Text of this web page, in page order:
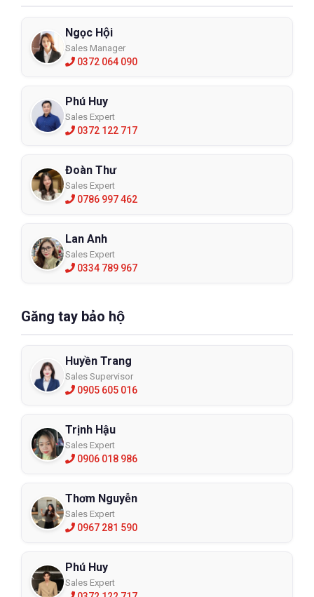
Ngọc Hội
Sales Manager
0372 064 090
Phú Huy
Sales Expert
0372 122 717
Đoàn Thư
Sales Expert
0786 997 462
Lan Anh
Sales Expert
0334 789 967
Găng tay bảo hộ
Huyền Trang
Sales Supervisor
0905 605 016
Trịnh Hậu
Sales Expert
0906 018 986
Thơm Nguyễn
Sales Expert
0967 281 590
Phú Huy
Sales Expert